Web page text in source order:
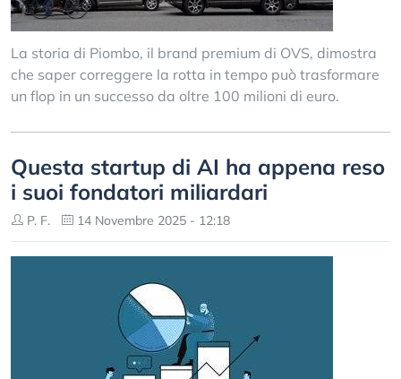
La storia di Piombo, il brand premium di OVS, dimostra
che saper correggere la rotta in tempo può trasformare
un flop in un successo da oltre 100 milioni di euro.
Questa startup di AI ha appena reso
i suoi fondatori miliardari
P. F. 14 Novembre 2025 - 12:18